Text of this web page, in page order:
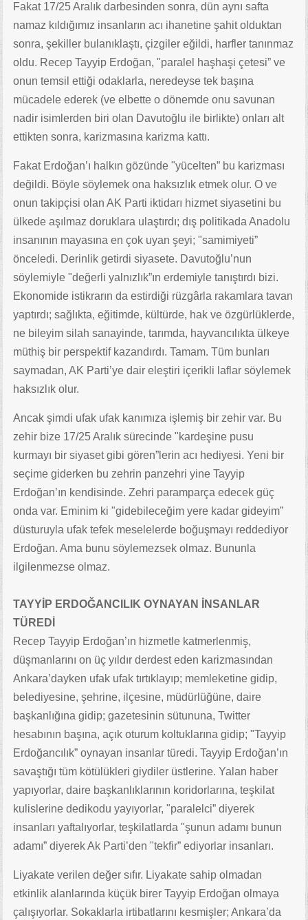
Fakat 17/25 Aralık darbesinden sonra, dün aynı safta
namaz kıldığımız insanların acı ihanetine şahit olduktan
sonra, şekiller bulanıklaştı, çizgiler eğildi, harfler tanınmaz
oldu. Recep Tayyip Erdoğan, "paralel haşhaşi çetesi” ve
onun temsil ettiği odaklarla, neredeyse tek başına
mücadele ederek (ve elbette o dönemde onu savunan
nadir isimlerden biri olan Davutoğlu ile birlikte) onları alt
ettikten sonra, karizmasına karizma kattı.
Fakat Erdoğan’ı halkın gözünde "yücelten” bu karizması
değildi. Böyle söylemek ona haksızlık etmek olur. O ve
onun takipçisi olan AK Parti iktidarı hizmet siyasetini bu
ülkede aşılmaz doruklara ulaştırdı; dış politikada Anadolu
insanının mayasına en çok uyan şeyi; "samimiyeti”
önceledi. Derinlik getirdi siyasete. Davutoğlu’nun
söylemiyle "değerli yalnızlık”ın erdemiyle tanıştırdı bizi.
Ekonomide istikrarın da estirdiği rüzgârla rakamlara tavan
yaptırdı; sağlıkta, eğitimde, kültürde, hak ve özgürlüklerde,
ne bileyim silah sanayinde, tarımda, hayvancılıkta ülkeye
müthiş bir perspektif kazandırdı. Tamam. Tüm bunları
saymadan, AK Parti’ye dair eleştiri içerikli laflar söylemek
haksızlık olur.
Ancak şimdi ufak ufak kanımıza işlemiş bir zehir var. Bu
zehir bize 17/25 Aralık sürecinde "kardeşine pusu
kurmayı bir siyaset gibi gören”lerin acı hediyesi. Yeni bir
seçime giderken bu zehrin panzehri yine Tayyip
Erdoğan’ın kendisinde. Zehri paramparça edecek güç
onda var. Eminim ki "gidebileceğim yere kadar gideyim”
düsturuyla ufak tefek meselelerde boğuşmayı reddediyor
Erdoğan. Ama bunu söylemezsek olmaz. Bununla
ilgilenmezse olmaz.
TAYYİP ERDOĞANCILIK OYNAYAN İNSANLAR
TÜREDİ
Recep Tayyip Erdoğan’ın hizmetle katmerlenmiş,
düşmanlarını on üç yıldır derdest eden karizmasından
Ankara’dayken ufak ufak tırtıklayıp; memleketine gidip,
belediyesine, şehrine, ilçesine, müdürlüğüne, daire
başkanlığına gidip; gazetesinin sütununa, Twitter
hesabının başına, açık oturum koltuklarına gidip; "Tayyip
Erdoğancılık” oynayan insanlar türedi. Tayyip Erdoğan’ın
savaştığı tüm kötülükleri giydiler üstlerine. Yalan haber
yapıyorlar, daire başkanlıklarının koridorlarına, teşkilat
kulislerine dedikodu yayıyorlar, "paralelci” diyerek
insanları yaftalıyorlar, teşkilatlarda "şunun adamı bunun
adamı” diyerek Ak Parti’den "tekfir” ediyorlar insanları.
Liyakate verilen değer sıfır. Liyakate sahip olmadan
etkinlik alanlarında küçük birer Tayyip Erdoğan olmaya
çalışıyorlar. Sokaklarla irtibatlarını kesmişler; Ankara’da